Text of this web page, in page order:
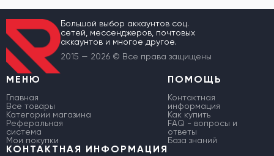
Большой выбор аккаунтов соц.
сетей, мессенджеров, почтовых
аккаунтов и многое другое.
2015 — 2026 © Все права защищены
МЕНЮ
Главная
Все товары
Категории магазина
Реферальная
система
Мои покупки
ПОМОЩЬ
Контактная
информация
Как купить
FAQ - вопросы и
ответы
База знаний
КОНТАКТНАЯ ИНФОРМАЦИЯ